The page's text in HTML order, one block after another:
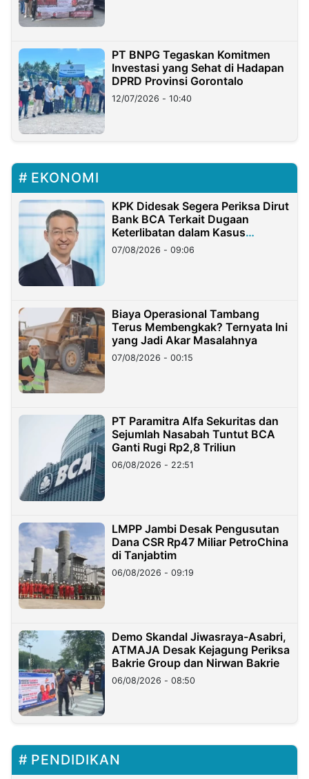
PT BNPG Tegaskan Komitmen
Investasi yang Sehat di Hadapan
DPRD Provinsi Gorontalo
12/07/2026 - 10:40
EKONOMI
KPK Didesak Segera Periksa Dirut
Bank BCA Terkait Dugaan
Keterlibatan dalam Kasus
Hilangnya Dana Nasabah Rp2,58
Miliar
07/08/2026 - 09:06
Biaya Operasional Tambang
Terus Membengkak? Ternyata Ini
yang Jadi Akar Masalahnya
07/08/2026 - 00:15
PT Paramitra Alfa Sekuritas dan
Sejumlah Nasabah Tuntut BCA
Ganti Rugi Rp2,8 Triliun
06/08/2026 - 22:51
LMPP Jambi Desak Pengusutan
Dana CSR Rp47 Miliar PetroChina
di Tanjabtim
06/08/2026 - 09:19
Demo Skandal Jiwasraya-Asabri,
ATMAJA Desak Kejagung Periksa
Bakrie Group dan Nirwan Bakrie
06/08/2026 - 08:50
PENDIDIKAN